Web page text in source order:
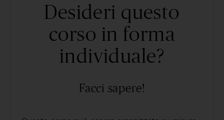
Desideri questo
corso in forma
individuale?
Facci sapere!